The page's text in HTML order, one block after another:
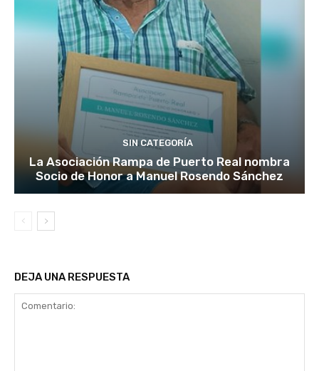
SIN CATEGORÍA
La Asociación Rampa de Puerto Real nombra
Socio de Honor a Manuel Rosendo Sánchez
DEJA UNA RESPUESTA